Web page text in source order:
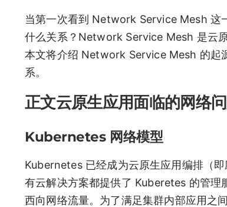
当第一次看到 Network Service Mesh 这
什么关系？Network Service Mesh 是云
本文将介绍 Network Service Mesh 的起
系。
正文云原生应用面临的网络
Kubernetes 网络模型
Kubernetes 已经成为云原生应用编排（
有云解决方案都提供了 Kuberetes 的管理
西向网络流量。为了满足集群内部应用之